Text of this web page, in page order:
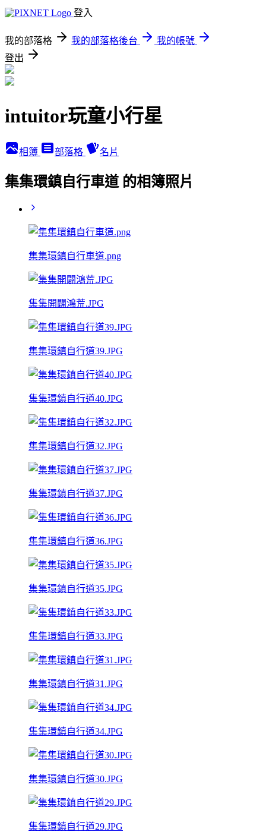
登入
我的部落格 我的部落格後台
我的帳號
登出
intuitor玩童小行星
相簿 部落格 名片
集集環鎮自行車道 的相簿照片
集集環鎮自行車道.png
集集開闢鴻荒.JPG
集集環鎮自行道39.JPG
集集環鎮自行道40.JPG
集集環鎮自行道32.JPG
集集環鎮自行道37.JPG
集集環鎮自行道36.JPG
集集環鎮自行道35.JPG
集集環鎮自行道33.JPG
集集環鎮自行道31.JPG
集集環鎮自行道34.JPG
集集環鎮自行道30.JPG
集集環鎮自行道29.JPG